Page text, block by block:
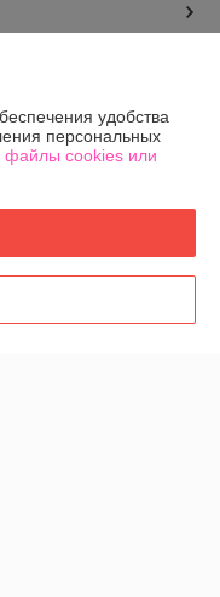
удобства
персональных
файлы cookies или